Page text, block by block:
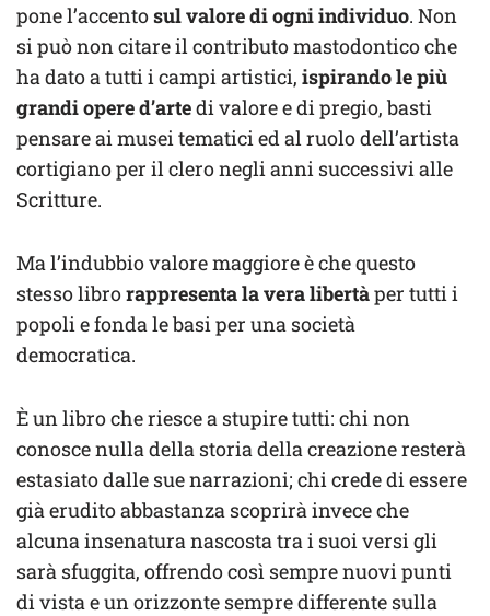
pone l’accentosul valore di ogni individuo. Non
si può non citare il contributo mastodontico che
ha dato a tutti i campi artistici, ispirando le più
grandi opere d’artedi valore e di pregio, basti
pensare ai musei tematici ed al ruolo dell’artista
cortigiano per il clero negli anni successivi alle
Scritture.
Ma l’indubbio valore maggiore è che questo
stesso librorappresenta la vera libertàper tutti i
popoli e fonda le basi per una società
democratica.
È un libro che riesce a stupire tutti: chi non
conosce nulla della storia della creazione resterà
estasiato dalle sue narrazioni; chi crede di essere
già erudito abbastanza scoprirà invece che
alcuna insenatura nascosta tra i suoi versi gli
sarà sfuggita, offrendo così sempre nuovi punti
di vista e un orizzonte sempre differente sulla